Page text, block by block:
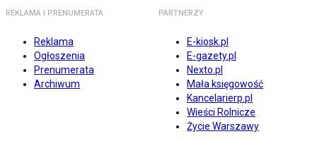
REKLAMA I PRENUMERATA
Reklama
Ogłoszenia
Prenumerata
Archiwum
PARTNERZY
E-kiosk.pl
E-gazety.pl
Nexto.pl
Mała księgowość
Kancelarierp.pl
Wieści Rolnicze
Życie Warszawy